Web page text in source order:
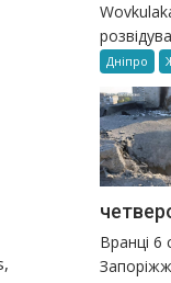
Дніпро
Вранці 6